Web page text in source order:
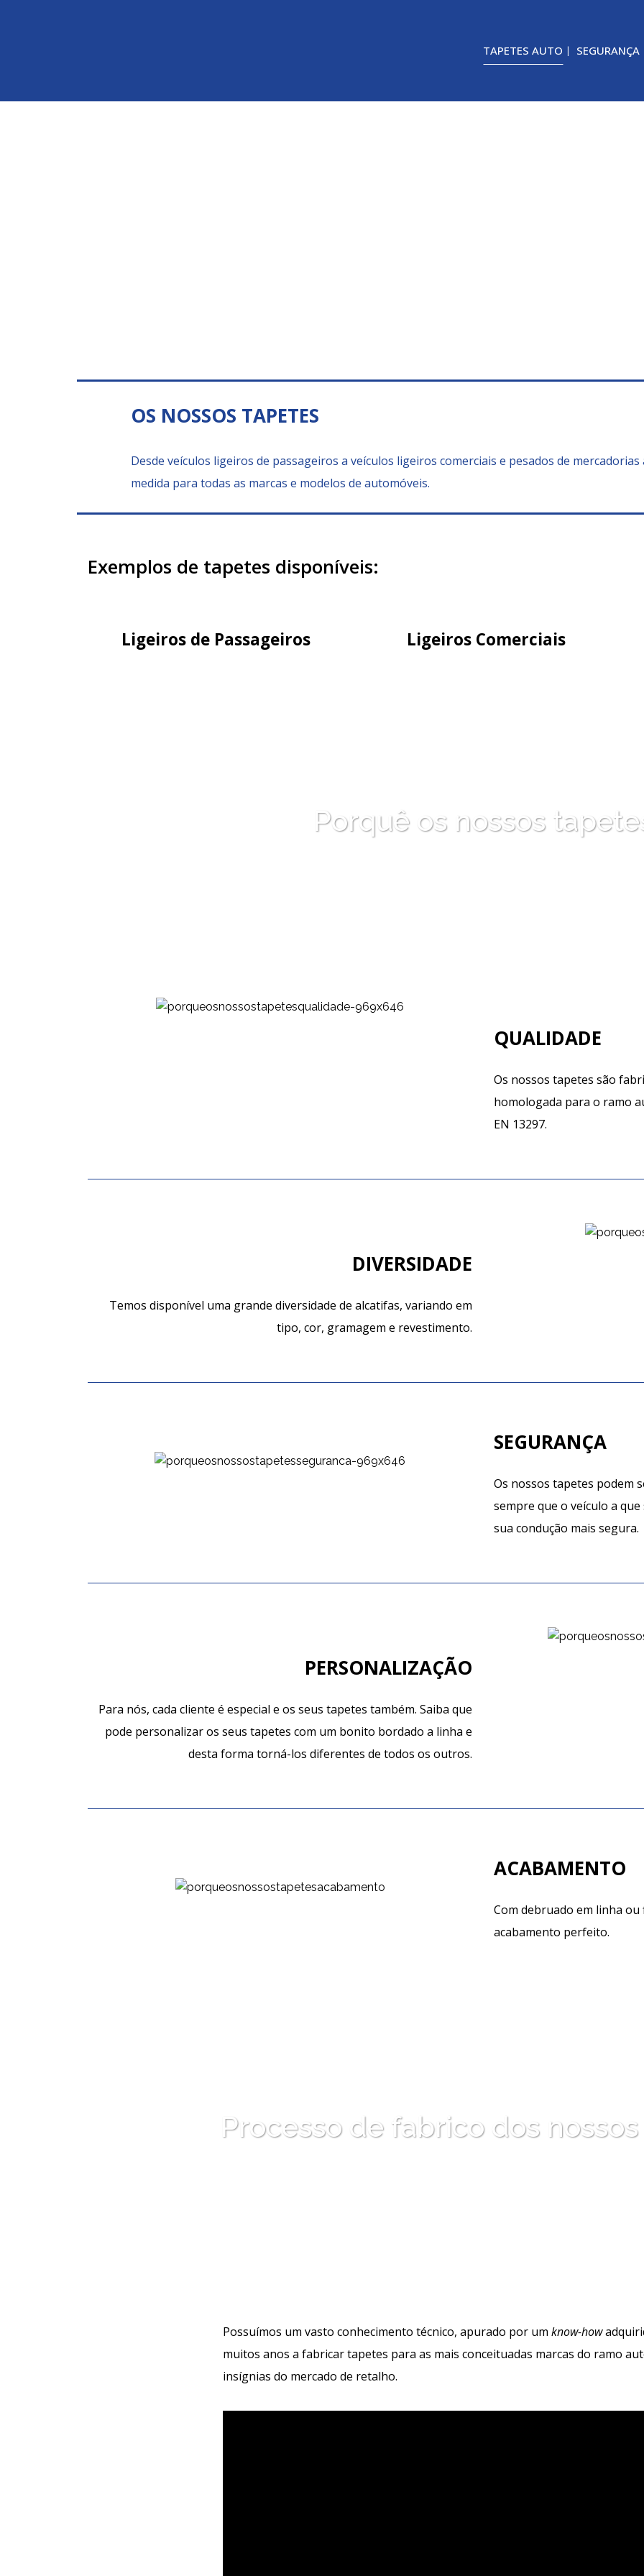
TAPETES AUTO SEGURANÇA
OS NOSSOS TAPETES
Desde veículos ligeiros de passageiros a veículos ligeiros comerciais e pesados de
medida para todas as marcas e modelos de automóveis.
Exemplos de tapetes disponíveis:
Ligeiros de Passageiros Ligeiros Comerciais
Porquê os nossos
QUALIDADE
Os nossos tapetes são
homologada para o ramo
EN 13297.
DIVERSIDADE
Temos disponível uma grande diversidade de alcatifas, variando em
tipo, cor, gramagem e revestimento.
SEGURANÇA
Os nossos tapetes podem
sempre que o veículo a
sua condução mais segura.
PERSONALIZAÇÃO
Para nós, cada cliente é especial e os seus tapetes também. Saiba que
pode personalizar os seus tapetes com um bonito bordado a linha e
desta forma torná-los diferentes de todos os outros.
ACABAMENTO
Com debruado em linha
acabamento perfeito.
Processo de fabrico dos
Possuímos um vasto conhecimento técnico, apurado por umknow-how
muitos anos a fabricar tapetes para as mais conceituadas marcas do ramo
insígnias do mercado de retalho.